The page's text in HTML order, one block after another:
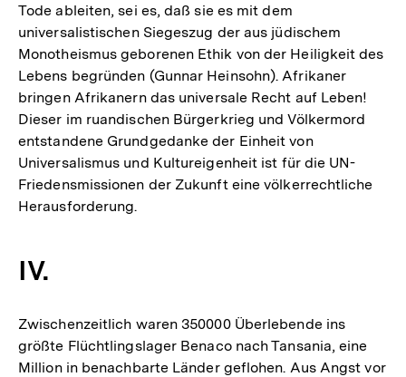
Tode ableiten, sei es, daß sie es mit dem
universalistischen Siegeszug der aus jüdischem
Monotheismus geborenen Ethik von der Heiligkeit des
Lebens begründen (Gunnar Heinsohn). Afrikaner
bringen Afrikanern das universale Recht auf Leben!
Dieser im ruandischen Bürgerkrieg und Völkermord
entstandene Grundgedanke der Einheit von
Universalismus und Kultureigenheit ist für die UN-
Friedensmissionen der Zukunft eine völkerrechtliche
Herausforderung.
IV.
Zwischenzeitlich waren 350000 Überlebende ins
größte Flüchtlingslager Benaco nach Tansania, eine
Million in benachbarte Länder geflohen. Aus Angst vor